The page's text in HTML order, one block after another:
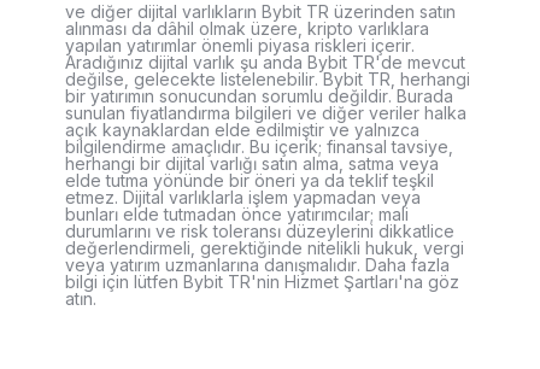
ve diğer dijital varlıkların Bybit TR üzerinden satın
alınması da dâhil olmak üzere, kripto varlıklara
yapılan yatırımlar önemli piyasa riskleri içerir.
Aradığınız dijital varlık şu anda Bybit TR'de mevcut
değilse, gelecekte listelenebilir. Bybit TR, herhangi
bir yatırımın sonucundan sorumlu değildir. Burada
sunulan fiyatlandırma bilgileri ve diğer veriler halka
açık kaynaklardan elde edilmiştir ve yalnızca
bilgilendirme amaçlıdır. Bu içerik; finansal tavsiye,
herhangi bir dijital varlığı satın alma, satma veya
elde tutma yönünde bir öneri ya da teklif teşkil
etmez. Dijital varlıklarla işlem yapmadan veya
bunları elde tutmadan önce yatırımcılar; mali
durumlarını ve risk toleransı düzeylerini dikkatlice
değerlendirmeli, gerektiğinde nitelikli hukuk, vergi
veya yatırım uzmanlarına danışmalıdır. Daha fazla
bilgi için lütfen Bybit TR'nin Hizmet Şartları'na göz
atın.